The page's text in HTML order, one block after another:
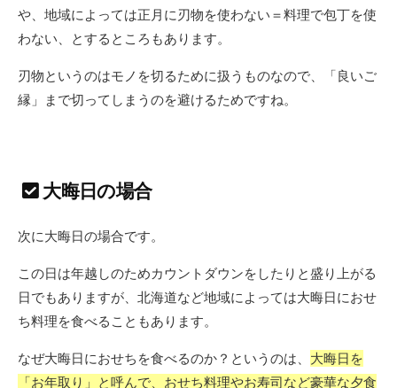
や、地域によっては正月に刃物を使わない＝料理で包丁を使
わない、とするところもあります。
刃物というのはモノを切るために扱うものなので、「良いご
縁」まで切ってしまうのを避けるためですね。
大晦日の場合
次に大晦日の場合です。
この日は年越しのためカウントダウンをしたりと盛り上がる
日でもありますが、北海道など地域によっては大晦日におせ
ち料理を食べることもあります。
なぜ大晦日におせちを食べるのか？というのは、 大晦日を
「お年取り」と呼んで、おせち料理やお寿司など豪華な夕食